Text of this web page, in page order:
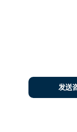
发送